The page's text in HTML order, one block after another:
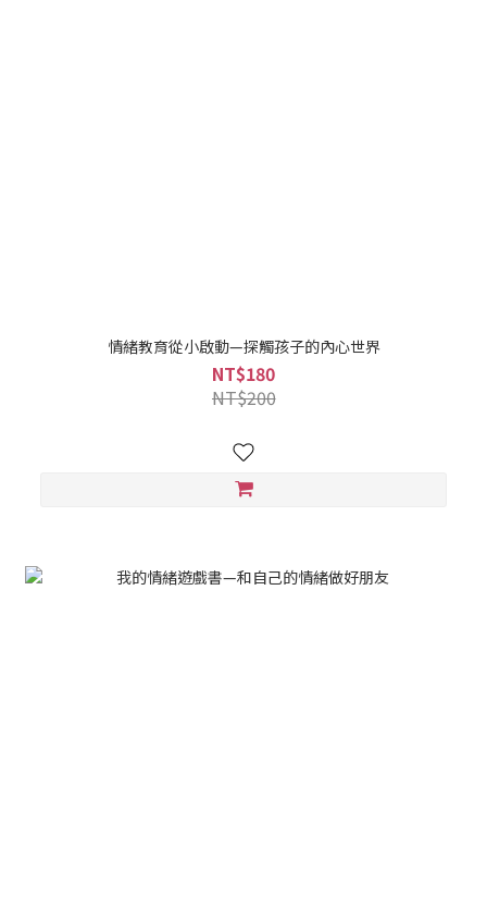
情緒教育從小啟動—探觸孩子的內心世界
NT$180
NT$200